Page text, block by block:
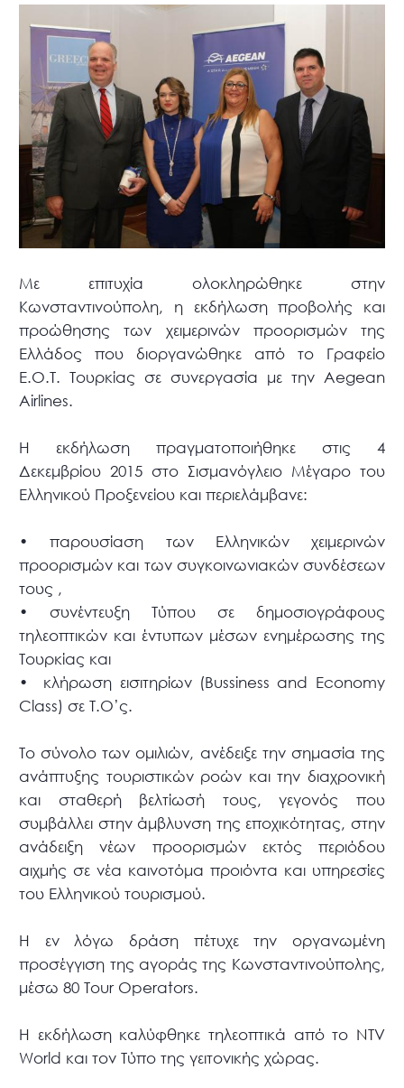
Με επιτυχία ολοκληρώθηκε στην
Κωνσταντινούπολη, η εκδήλωση προβολής και
προώθησης των χειμερινών προορισμών της
Ελλάδος που διοργανώθηκε από το Γραφείο
Ε.Ο.Τ. Τουρκίας σε συνεργασία με την Aegean
Airlines.
Η εκδήλωση πραγματοποιήθηκε στις 4
Δεκεμβρίου 2015 στο Σισμανόγλειο Μέγαρο του
Ελληνικού Προξενείου και περιελάμβανε:
• παρουσίαση των Ελληνικών χειμερινών
προορισμών και των συγκοινωνιακών συνδέσεων
τους ,
• συνέντευξη Τύπου σε δημοσιογράφους
τηλεοπτικών και έντυπων μέσων ενημέρωσης της
Τουρκίας και
• κλήρωση εισιτηρίων (Bussiness and Economy
Class) σε Τ.Ο’ς.
Το σύνολο των ομιλιών, ανέδειξε την σημασία της
ανάπτυξης τουριστικών ροών και την διαχρονική
και σταθερή βελτίωσή τους, γεγονός που
συμβάλλει στην άμβλυνση της εποχικότητας, στην
ανάδειξη νέων προορισμών εκτός περιόδου
αιχμής σε νέα καινοτόμα προιόντα και υπηρεσίες
του Ελληνικού τουρισμού.
Η εν λόγω δράση πέτυχε την οργανωμένη
προσέγγιση της αγοράς της Κωνσταντινούπολης,
μέσω 80 Τour Operators.
Η εκδήλωση καλύφθηκε τηλεοπτικά από το ΝTV
World και τον Τύπο της γειτονικής χώρας.